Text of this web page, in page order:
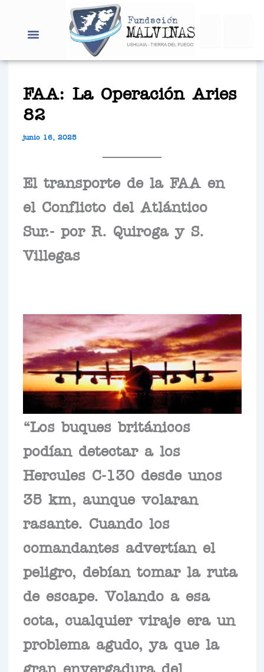
contenido
FAA: La Operación Aries
82
junio 16, 2025
El transporte de la FAA en
el Conflicto del Atlántico
Sur.- por R. Quiroga y S.
Villegas
“Los buques británicos
podían detectar a los
Hercules C-130 desde unos
35 km, aunque volaran
rasante. Cuando los
comandantes advertían el
peligro, debían tomar la ruta
de escape. Volando a esa
cota, cualquier viraje era un
problema agudo, ya que la
gran envergadura del